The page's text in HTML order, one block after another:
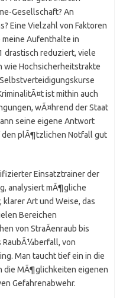
Gesellschaft? An
Eine Vielzahl von Faktoren
meine Aufenthalte in
drastisch reduziert, viele
wie Hochsicherheitstrakte
ist mithin auch
wÃ¤hrend der Staat
seine eigene Antwort
den plÃ¶tzlichen Notfall gut
Einsatztrainer der
analysiert mÃ¶gliche
Art und Weise, das
Bereichen
von StraÃenraub bis
RaubÃ¼berfall, von
Man taucht tief ein in die
die MÃ¶glichkeiten eigenen
Gefahrenabwehr.